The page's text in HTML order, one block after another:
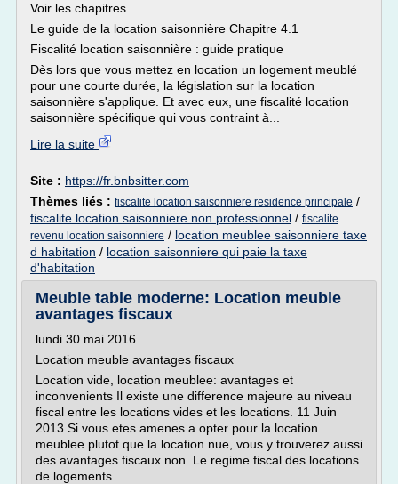
Voir les chapitres
Le guide de la location saisonnière Chapitre 4.1
Fiscalité location saisonnière : guide pratique
Dès lors que vous mettez en location un logement meublé
pour une courte durée, la législation sur la location
saisonnière s'applique. Et avec eux, une fiscalité location
saisonnière spécifique qui vous contraint à...
Lire la suite
Site : https://fr.bnbsitter.com
Thèmes liés : fiscalite location saisonniere residence principale /
fiscalite location saisonniere non professionnel / fiscalite
revenu location saisonniere / location meublee saisonniere taxe
d habitation / location saisonniere qui paie la taxe
d'habitation
Meuble table moderne: Location meuble
avantages fiscaux
lundi 30 mai 2016
Location meuble avantages fiscaux
Location vide, location meublee: avantages et
inconvenients Il existe une difference majeure au niveau
fiscal entre les locations vides et les locations. 11 Juin
2013 Si vous etes amenes a opter pour la location
meublee plutot que la location nue, vous y trouverez aussi
des avantages fiscaux non. Le regime fiscal des locations
de logements...